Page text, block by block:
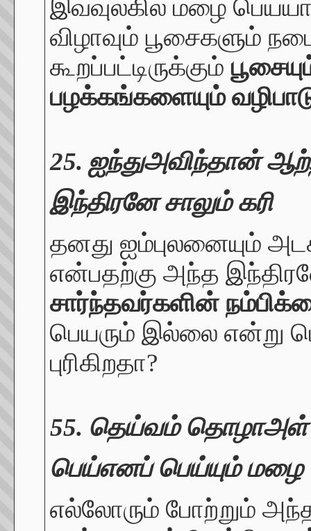
இவ்வுலகில் மழை
விழாவும் பூசைகளும்
கூறப்பட்டிருக்கும்
பழக்கங்களையும்
25. ஐந்துஅவிந்தான்
இந்திரனே சாலும் கரி
தனது ஐம்புலனையும்
என்பதற்கு அந்த
சார்ந்தவர்களின்
பெயரும் இல்லை என்று
புரிகிறதா?
55. தெய்வம் தொழாஅள்
பெய்எனப் பெய்யும் மழை
எல்லோரும் போற்றும்